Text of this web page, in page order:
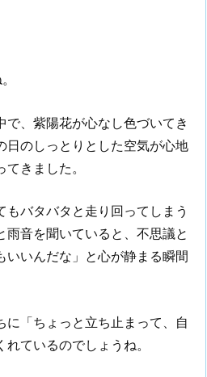
、紫陽花が心なし色づいてき
日のしっとりとした空気が心地
きました。
もバタバタと走り回ってしまう
雨音を聞いていると、不思議と
いいんだな」と心が静まる瞬間
に「ちょっと立ち止まって、自
ているのでしょうね。